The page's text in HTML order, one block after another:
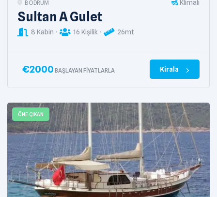
BODRUM Klimalı
Sultan A Gulet
8 Kabin 16 Kişilik 26mt
€2000 BAŞLAYAN FIYATLARLA Kirala
ÖNE ÇIKAN